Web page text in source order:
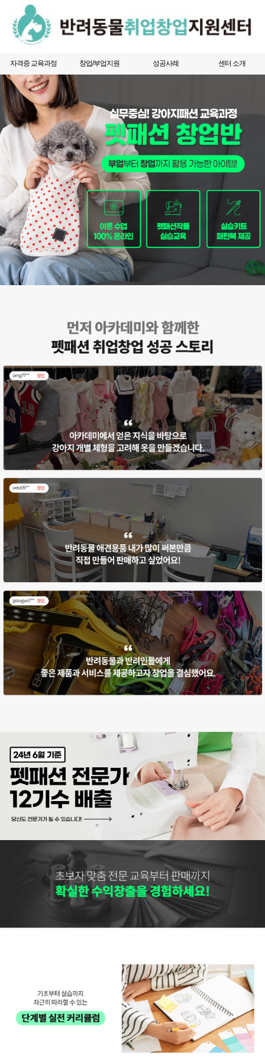
자격증 교육과정 창업/부업지원 성공사례 센터 소개